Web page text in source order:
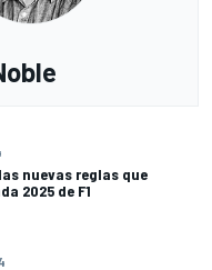
nuevas reglas que
2025 de F1